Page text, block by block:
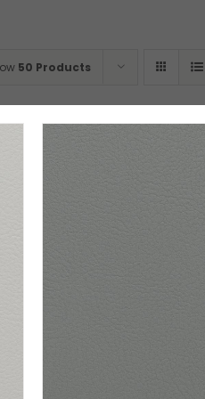
50 Products